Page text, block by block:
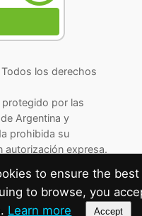
los derechos
por las
Argentina y
prohibida su
autorización expresa.
to ensure the best
to browse, you
Learn more Accept